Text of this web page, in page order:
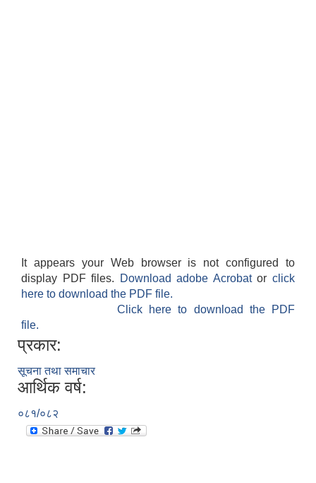
It appears your Web browser is not configured to
display PDF files.
Download adobe Acrobatorclick
here to download the PDF file.
Click here to download the PDF
file.
प्रकार:
सूचना तथा समाचार
आर्थिक वर्ष:
०८१/०८२